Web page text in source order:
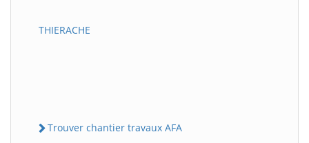
THIERACHE
Trouver chantier travaux AFA